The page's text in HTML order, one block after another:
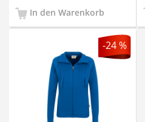
In den Warenkorb
-24 %